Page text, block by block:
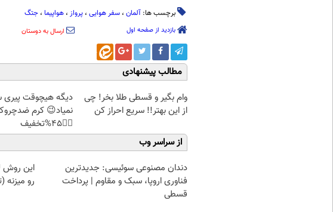
برچسب ها: آلمان ، سفر هوایی ، پرواز ، هواپیما ، جتگ
بازدید از صفحه اول ارسال به دوستان
مطالب پیشنهادی
وام بگیر و قسطی طلا بخر! چی
از این بهتر!! سریع احراز کن
دیگه هیچوقت پیری
نمیاد😉 کرم
👈🏻45%تخفیف
از سراسر وب
دندان مصنوعی سوئیسی: جدیدترین
فناوری اروپا، سبک و مقاوم | پرداخت
قسطی
این روش
رو